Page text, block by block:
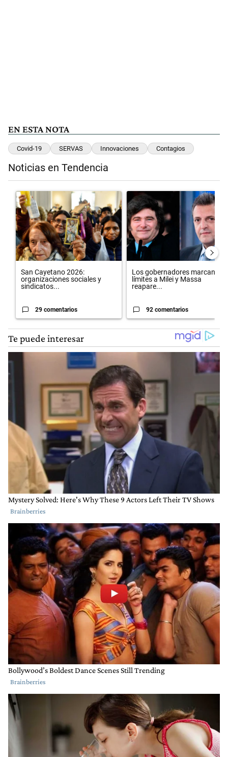
EN ESTA NOTA
Covid-19 SERVAS Innovaciones Contagios
Noticias en Tendencia
Un artículo de tendencia con el título "San Cayetano 2026:
San Cayetano 2026:
organizaciones sociales y
sindicatos...
29 comentarios
Un artículo de tendencia con el
Los gobernadores marcan
límites a Milei y Massa
reapare...
92 comentarios